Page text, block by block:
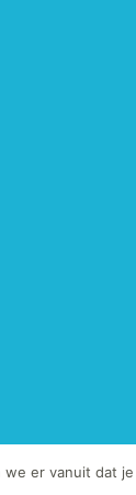
er vanuit dat